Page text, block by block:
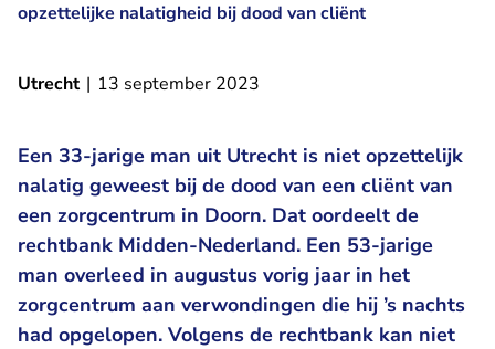
opzettelijke nalatigheid bij dood van cliënt
Utrecht | 13 september 2023
Een 33-jarige man uit Utrecht is niet opzettelijk
nalatig geweest bij de dood van een cliënt van
een zorgcentrum in Doorn. Dat oordeelt de
rechtbank Midden-Nederland. Een 53-jarige
man overleed in augustus vorig jaar in het
zorgcentrum aan verwondingen die hij ’s nachts
had opgelopen. Volgens de rechtbank kan niet